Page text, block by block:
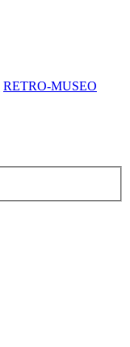
RETRO-MUSEO